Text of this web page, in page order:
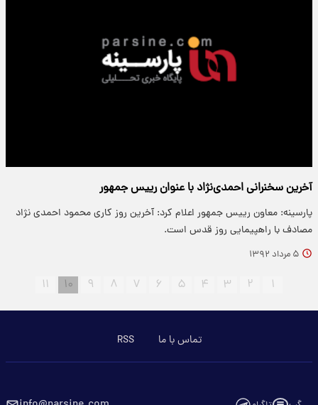
آخرین سخنرانی احمدی‌نژاد با عنوان رییس جمهور
پارسینه: معاون رییس جمهور اعلام کرد: آخرین روز کاری محمود احمدی نژاد
مصادف با راهپیمایی روز قدس است.
۵ مرداد ۱۳۹۲
۱ ۲ ۳ ۴ ۵ ۶ ۷ ۸ ۹ ۱۰ ۱۱
تماس با ما RSS